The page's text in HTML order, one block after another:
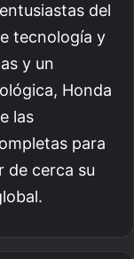
del
tecnología y
y un
Honda
las
para
de cerca su